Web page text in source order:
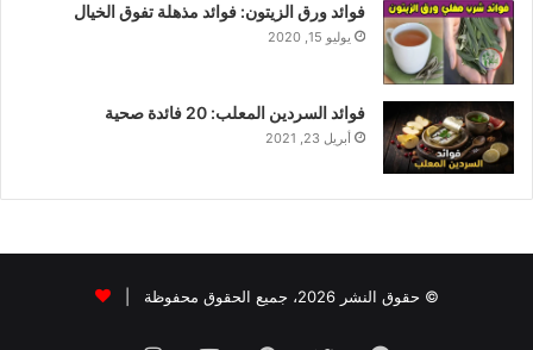
فوائد ورق الزيتون: فوائد مذهلة تفوق الخيال
يوليو 15, 2020
فوائد السردين المعلب: 20 فائدة صحية
أبريل 23, 2021
© حقوق النشر 2026، جميع الحقوق محفوظة |